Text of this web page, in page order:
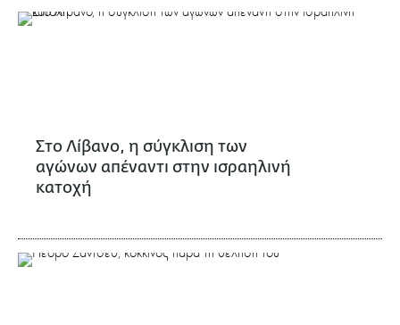
Στο Λίβανο, η σύγκλιση των
αγώνων απέναντι στην ισραηλινή
κατοχή